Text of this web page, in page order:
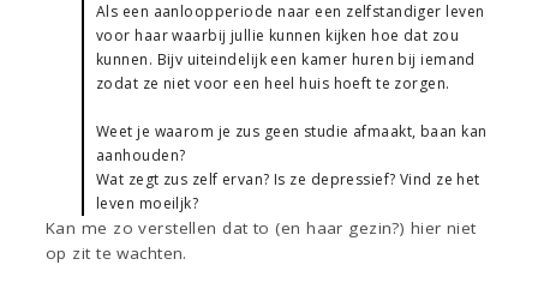
Als een aanloopperiode naar een zelfstandiger leven
voor haar waarbij jullie kunnen kijken hoe dat zou
kunnen. Bijv uiteindelijk een kamer huren bij iemand
zodat ze niet voor een heel huis hoeft te zorgen.
Weet je waarom je zus geen studie afmaakt, baan kan
aanhouden?
Wat zegt zus zelf ervan? Is ze depressief? Vind ze het
leven moeiljk?
Kan me zo verstellen dat to (en haar gezin?) hier niet
op zit te wachten.